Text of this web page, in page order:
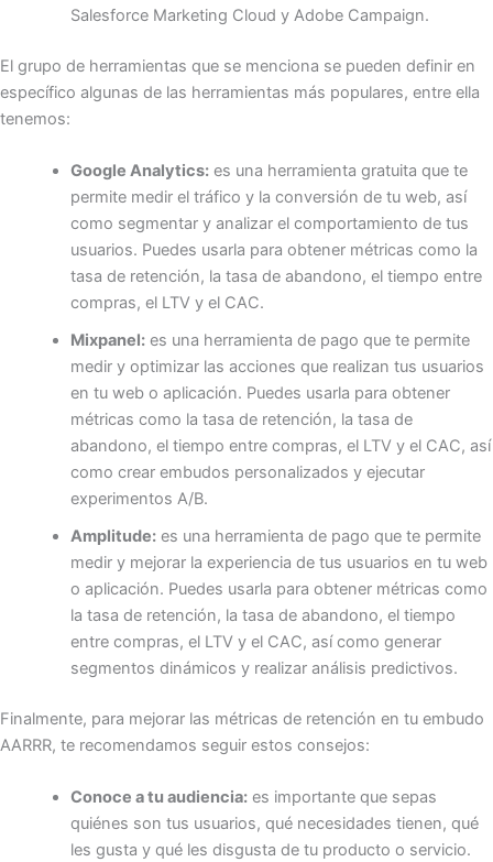
Salesforce Marketing Cloud y Adobe Campaign.
El grupo de herramientas que se menciona se pueden definir en
específico algunas de las herramientas más populares, entre ella
tenemos:
Google Analytics:es una herramienta gratuita que te
permite medir el tráfico y la conversión de tu web, así
como segmentar y analizar el comportamiento de tus
usuarios. Puedes usarla para obtener métricas como la
tasa de retención, la tasa de abandono, el tiempo entre
compras, el LTV y el CAC.
Mixpanel:es una herramienta de pago que te permite
medir y optimizar las acciones que realizan tus usuarios
en tu web o aplicación. Puedes usarla para obtener
métricas como la tasa de retención, la tasa de
abandono, el tiempo entre compras, el LTV y el CAC, así
como crear embudos personalizados y ejecutar
experimentos A/B.
Amplitude:es una herramienta de pago que te permite
medir y mejorar la experiencia de tus usuarios en tu web
o aplicación. Puedes usarla para obtener métricas como
la tasa de retención, la tasa de abandono, el tiempo
entre compras, el LTV y el CAC, así como generar
segmentos dinámicos y realizar análisis predictivos.
Finalmente, para mejorar las métricas de retención en tu embudo
AARRR, te recomendamos seguir estos consejos:
Conoce a tu audiencia:es importante que sepas
quiénes son tus usuarios, qué necesidades tienen, qué
les gusta y qué les disgusta de tu producto o servicio.